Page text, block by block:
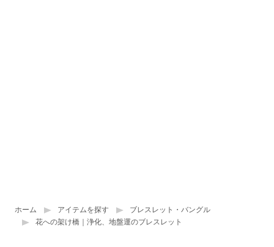
ホーム アイテムを探す
ブレスレット・バングル
花への架け橋｜浄化、地盤運のブレスレット